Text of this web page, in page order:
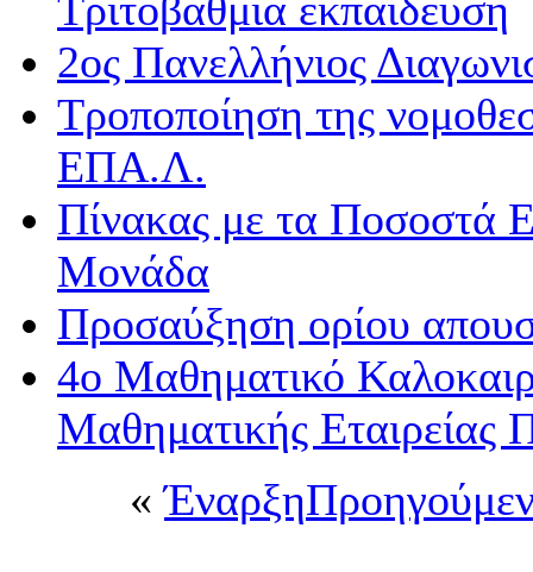
2ος Πανελλήνιος
Τροποποίηση της
ΕΠΑ.Λ.
Πίνακας με τα Ποσοστά
Μονάδα
Προσαύξηση ορίου
4ο Μαθηματικό
Μαθηματικής Εταιρείας
«Έναρξη